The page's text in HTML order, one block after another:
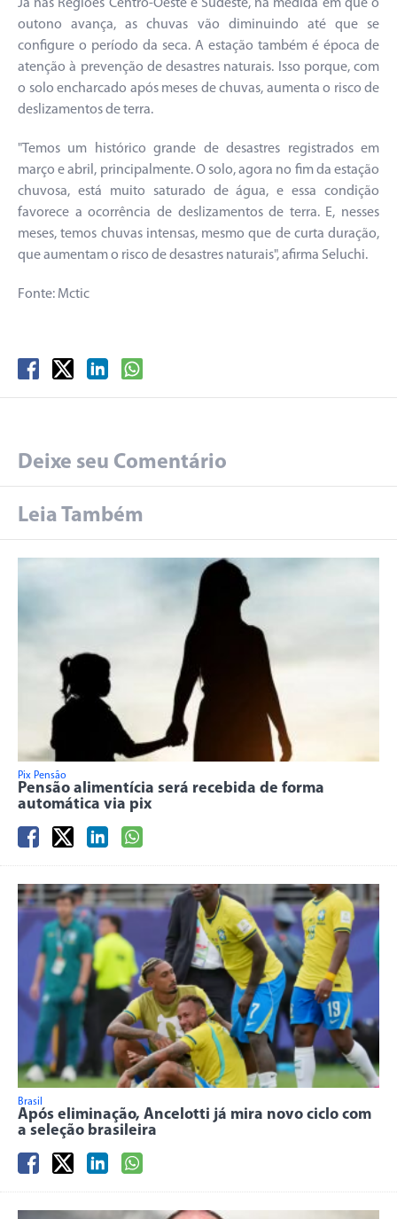
Já nas Regiões Centro-Oeste e Sudeste, na medida em que o
outono avança, as chuvas vão diminuindo até que se
configure o período da seca. A estação também é época de
atenção à prevenção de desastres naturais. Isso porque, com
o solo encharcado após meses de chuvas, aumenta o risco de
deslizamentos de terra.
"Temos um histórico grande de desastres registrados em
março e abril, principalmente. O solo, agora no fim da estação
chuvosa, está muito saturado de água, e essa condição
favorece a ocorrência de deslizamentos de terra. E, nesses
meses, temos chuvas intensas, mesmo que de curta duração,
que aumentam o risco de desastres naturais", afirma Seluchi.
Fonte: Mctic
Deixe seu Comentário
Leia Também
Pix Pensão
Pensão alimentícia será recebida de forma
automática via pix
Brasil
Após eliminação, Ancelotti já mira novo ciclo com
a seleção brasileira